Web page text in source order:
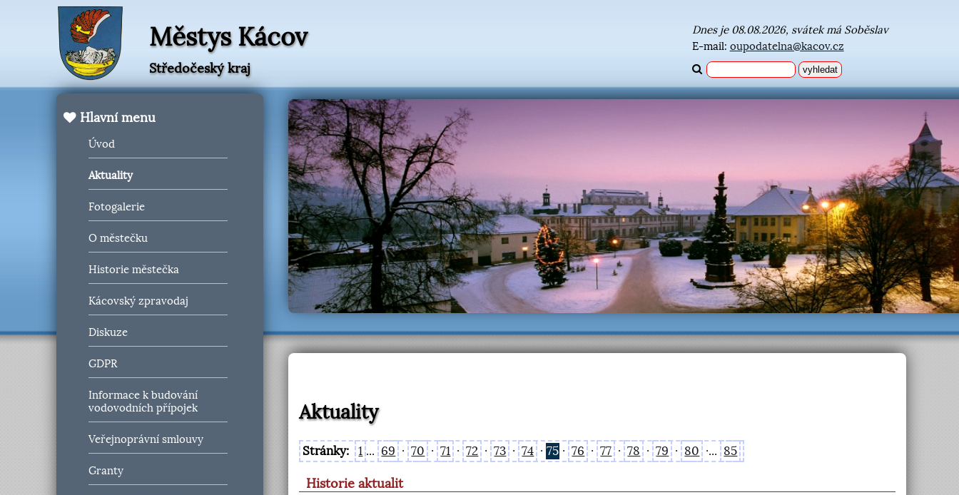
Městys Kácov
Středočeský kraj
Dnes je 08.08.2026, svátek má Soběslav
E-mail: oupodatelna@kacov.cz
Hlavní menu
Úvod
Aktuality
Fotogalerie
O městečku
Historie městečka
Kácovský zpravodaj
Diskuze
GDPR
Informace k budování
vodovodních přípojek
Veřejnoprávní smlouvy
Granty
Aktuality
Stránky: 1 ... 69 · 70 · 71 · 72 · 73 · 74 · 75 · 76 · 77 · 78 · 79 · 80 ·... 85
Historie aktualit